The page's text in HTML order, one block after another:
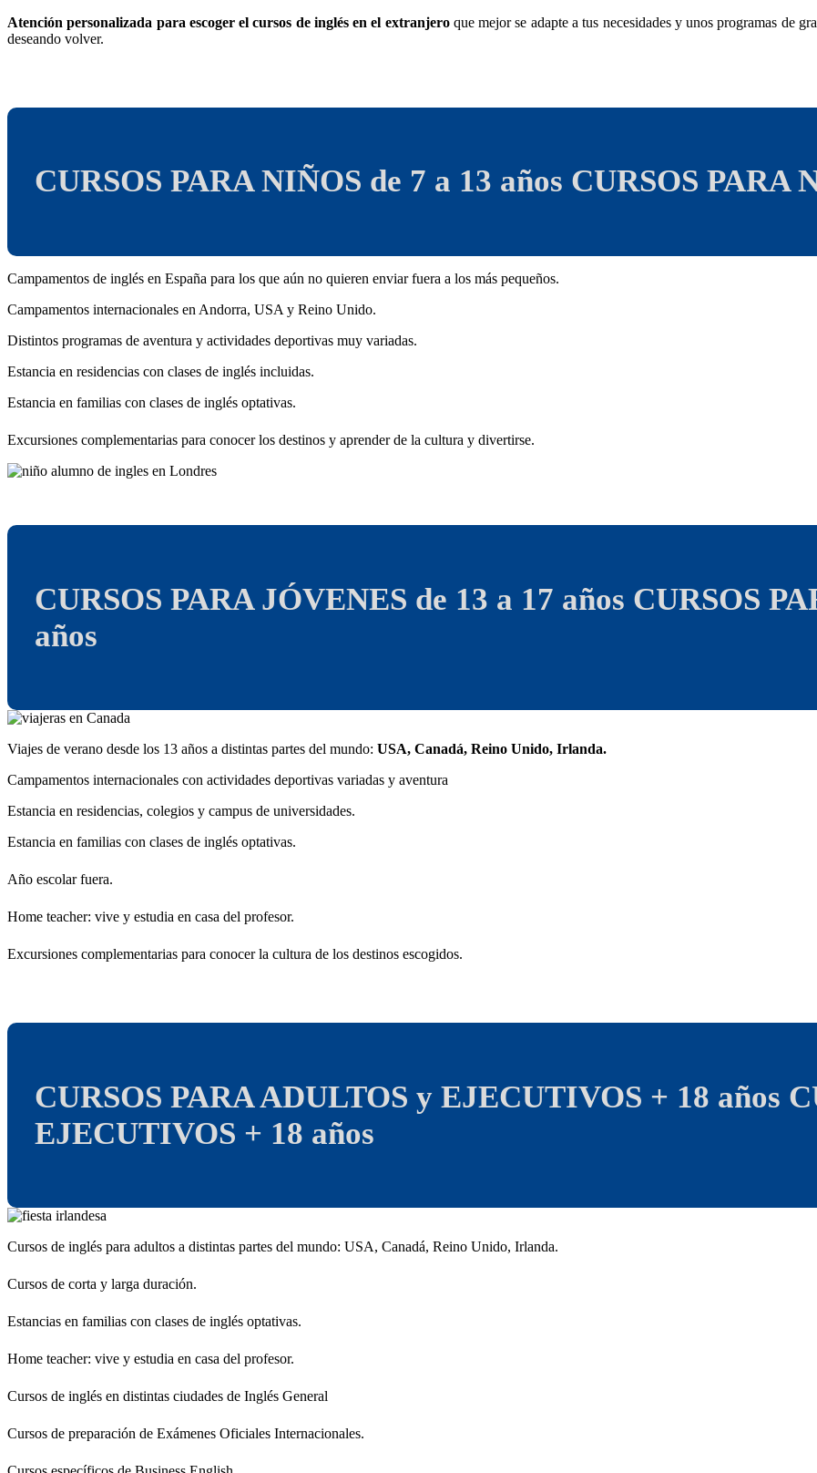
Atención personalizada para escoger el cursos de inglés en el extranjeroque mejor se adapte a tus necesidades y unos programas de
deseando volver.
CURSOS PARA NIÑOS de 7 a 13 años CURSOS PARA
Campamentos de inglés en España para los que aún no quieren enviar fuera a los más pequeños.
Campamentos internacionales en Andorra, USA y Reino Unido.
Distintos programas de aventura y actividades deportivas muy variadas.
Estancia en residencias con clases de inglés incluidas.
Estancia en familias con clases de inglés optativas.
Excursiones complementarias para conocer los destinos y aprender de la cultura y divertirse.
CURSOS PARA JÓVENES de 13 a 17 años CURSOS
años
Viajes de verano desde los 13 años a distintas partes del mundo: USA, Canadá, Reino Unido, Irlanda.
Campamentos internacionales con actividades deportivas variadas y aventura
Estancia en residencias, colegios y campus de universidades.
Estancia en familias con clases de inglés optativas.
Año escolar fuera.
Home teacher: vive y estudia en casa del profesor.
Excursiones complementarias para conocer la cultura de los destinos escogidos.
CURSOS PARA ADULTOS y EJECUTIVOS + 18 años
EJECUTIVOS + 18 años
Cursos de inglés para adultos a distintas partes del mundo: USA, Canadá, Reino Unido, Irlanda.
Cursos de corta y larga duración.
Estancias en familias con clases de inglés optativas.
Home teacher: vive y estudia en casa del profesor.
Cursos de inglés en distintas ciudades de Inglés General
Cursos de preparación de Exámenes Oficiales Internacionales.